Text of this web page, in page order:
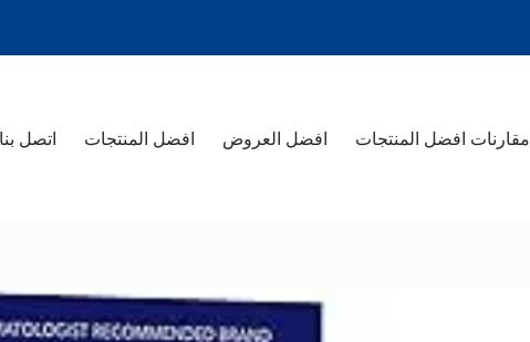
مقارنات افضل المنتجات افضل العروض افضل المنتجات اتصل بنا